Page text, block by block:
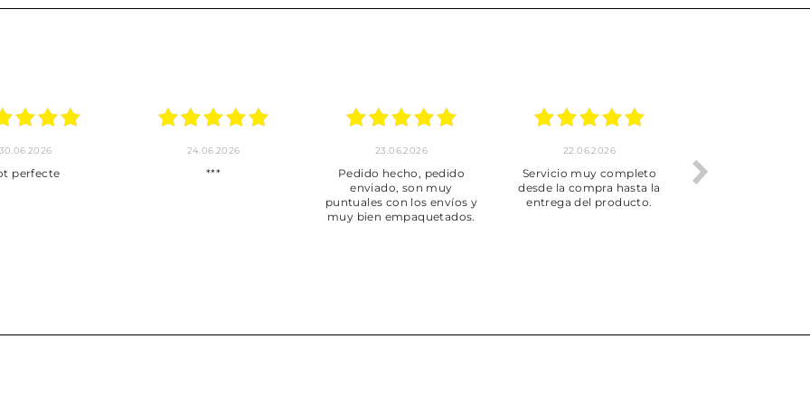
perfecte
24.06.2026
***
23.06.2026
Pedido hecho, pedido
enviado, son muy
puntuales con los envíos y
muy bien empaquetados.
22.06.2026
Servicio muy completo
desde la compra hasta la
entrega del producto.